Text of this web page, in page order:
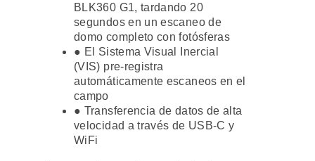
BLK360 G1, tardando 20
segundos en un escaneo de
domo completo con fotósferas
● El Sistema Visual Inercial
(VIS) pre-registra
automáticamente escaneos en el
campo
● Transferencia de datos de alta
velocidad a través de USB-C y
WiFi